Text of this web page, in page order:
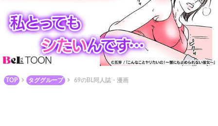
TOP タググループ 69のBL同人誌・漫画